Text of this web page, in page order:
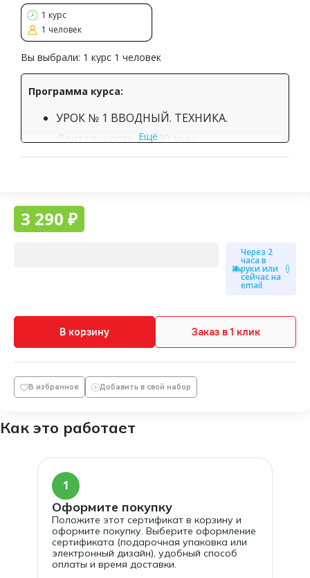
1 курс
1 человек
Вы выбрали: 1 курс 1 человек
Программа курса:
УРОК № 1 ВВОДНЫЙ. ТЕХНИКА.
Длительность 1 ч. 30 мин.
УРОК № 2 ФИАЛКА. Длительность 1 ч. 30
ч. 15 мин.
УРОК № 5 ПИОНЫ. Длительность 2 ч. 30
Ещё
3 290 ₽
Через 2
часа в
руки или
сейчас на
email
В корзину Заказ в 1 клик
В избранное Добавить в свой набор
Как это работает
1
Оформите покупку
Положите этот сертификат в корзину и
оформите покупку. Выберите оформление
сертификата (подарочная упаковка или
электронный дизайн), удобный способ
оплаты и время доставки.